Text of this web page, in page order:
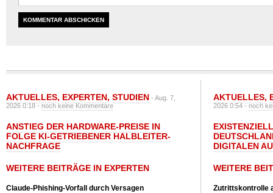
AKTUELLES, EXPERTEN, STUDIEN - Aug. 7,
2026 0:18 -noch keine Kommentare
ANSTIEG DER HARDWARE-PREISE IN
FOLGE KI-GETRIEBENER HALBLEITER-
NACHFRAGE
WEITERE BEITRÄGE IN EXPERTEN
Claude-Phishing-Vorfall durch Versagen
AKTUELLES,
2026 0:54 -noch
DIGITALEN
WEITERE
Zutrittskontrolle